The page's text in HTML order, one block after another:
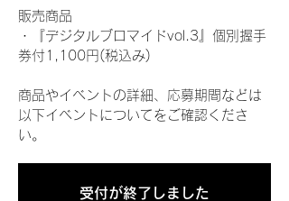
販売商品
・『デジタルブロマイドvol.3』個別握手
券付1,100円(税込み)
商品やイベントの詳細、応募期間などは
以下イベントについてをご確認くださ
い。
受付が終了しました